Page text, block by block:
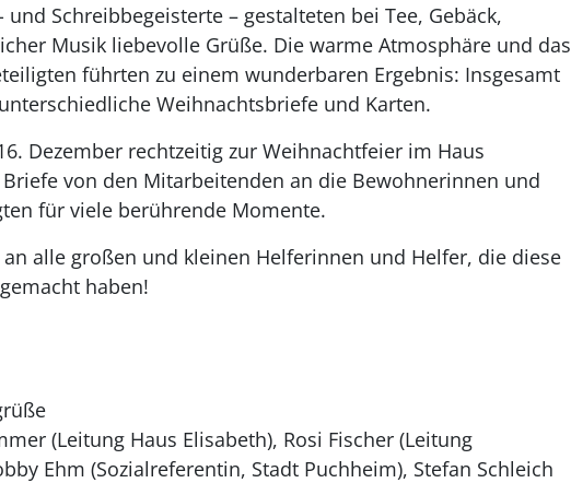
Schreibbegeisterte – gestalteten bei Tee, Gebäck,
Musik liebevolle Grüße. Die warme Atmosphäre und das
führten zu einem wunderbaren Ergebnis: Insgesamt
Weihnachtsbriefe und Karten.
Dezember rechtzeitig zur Weihnachtfeier im Haus
von den Mitarbeitenden an die Bewohnerinnen und
für viele berührende Momente.
alle großen und kleinen Helferinnen und Helfer, die diese
haben!
(Leitung Haus Elisabeth), Rosi Fischer (Leitung
Ehm (Sozialreferentin, Stadt Puchheim), Stefan Schleich